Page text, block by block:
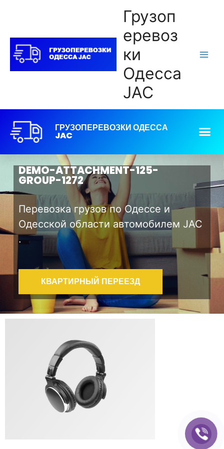
Грузоп
еревоз
ки
Одесса
JAC
ГРУЗОПЕРЕВОЗКИ ОДЕССА
JAC
DEMO-ATTACHMENT-125-
GROUP-1272
Перевозка грузов по Одессе и
Одесской области автомобилем JAC
.
КВАРТИРНЫЙ ПЕРЕЕЗД